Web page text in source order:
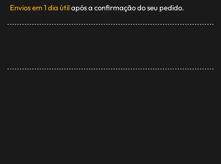
Envios em 1 dia útilapós a confirmação do seu pedido.